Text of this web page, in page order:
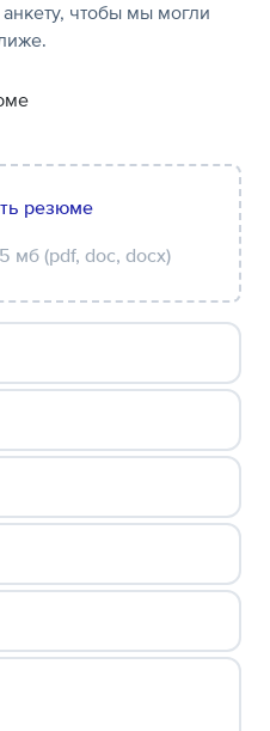
чтобы мы могли
резюме
мб (pdf, doc, docx)